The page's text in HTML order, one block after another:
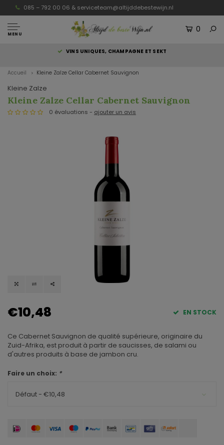
085 – 792 00 06 & serviceteam@altijddebestewijn.nl
MENU
0
VINS UNIQUES, CHAMPAGNE ET SEKT
Accueil Kleine Zalze Cellar Cabernet Sauvignon
Kleine Zalze
Kleine Zalze Cellar Cabernet Sauvignon
0 évaluations - ajouter un avis
€10,48 EN STOCK
Ce Cabernet Sauvignon de qualité supérieure, originaire du
Zuid-Afrika, est produit à partir de saucisses, de salami ou
d'autres produits à base de jambon cru.
Faire un choix: *
Défaut - €10,48